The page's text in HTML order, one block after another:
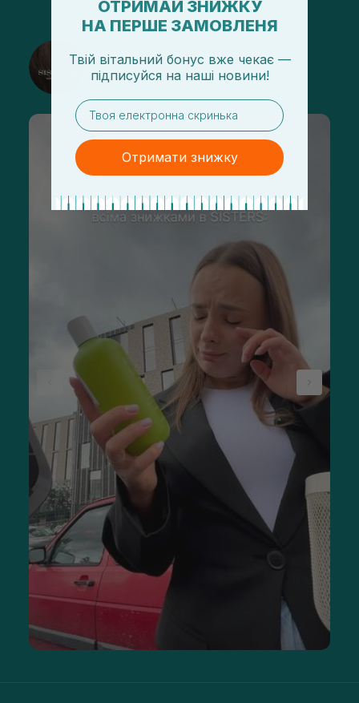
@sisters_stelmakh в Instagram
Подписаться
ОТРИМАЙ ЗНИЖКУ
НА ПЕРШЕ ЗАМОВЛЕНЯ
Твій вітальний бонус вже чекає —
підписуйся на наші новини!
email
Отримати знижку